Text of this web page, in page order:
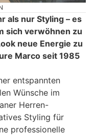
als nur Styling – es
sich verwöhnen zu
neue Energie zu
Marco seit 1985
entspannten
Wünsche im
Herren-
Styling für
professionelle